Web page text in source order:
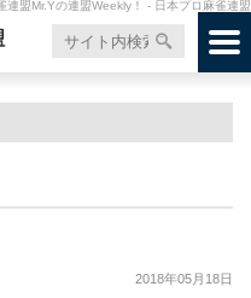
連盟Mr.Yの連盟Weekly！ - 日本プロ麻雀連盟
2018年05月18日